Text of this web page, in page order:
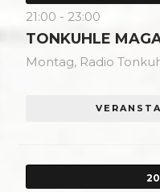
21:00 - 23:00
TONKUHLE
Montag, Radio
20